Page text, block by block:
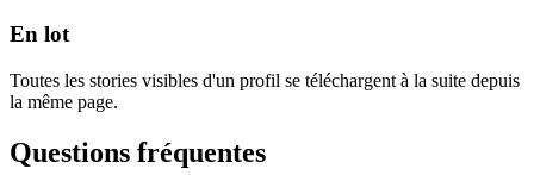
En lot
Toutes les stories visibles d'un profil se téléchargent à la suite depuis
la même page.
Questions fréquentes